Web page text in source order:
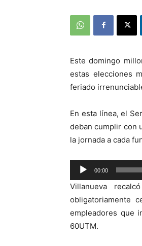
Este domingo
estas elecciones
feriado
En esta línea, el
deban cumplir con
la jornada a cada
Reproductor
de
audio
00:00
Villanueva
obligatoriamente
empleadores que
60UTM.